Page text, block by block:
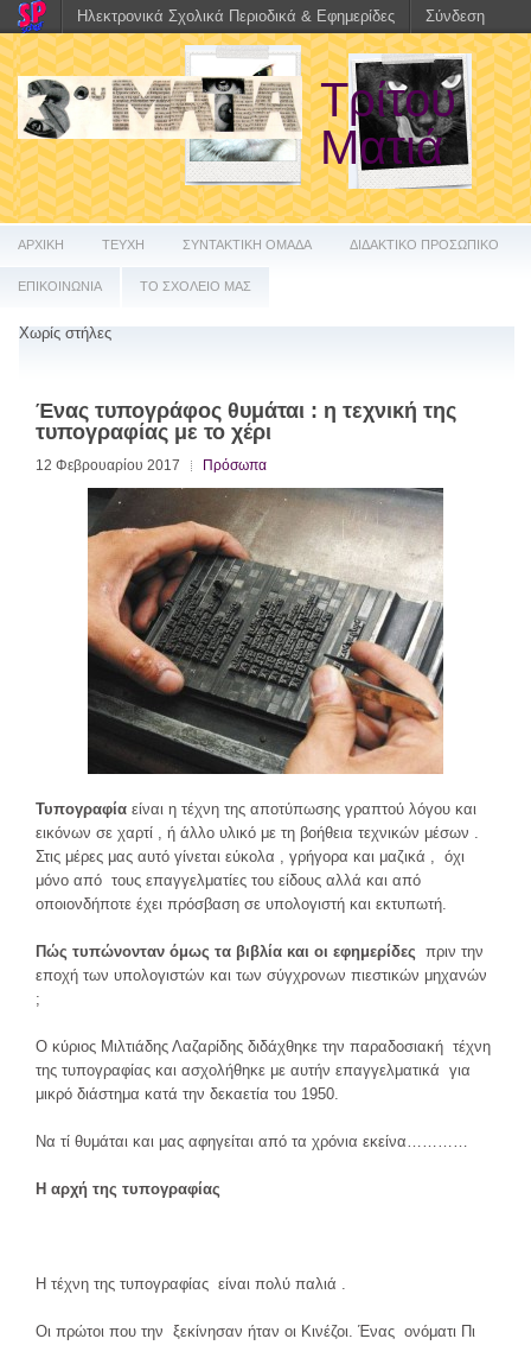
Τρίτου
Ματιά
ΑΡΧΙΚΗ ΤΕΥΧΗ ΣΥΝΤΑΚΤΙΚΗ ΟΜΑΔΑ ΔΙΔΑΚΤΙΚΟ ΠΡΟΣΩΠΙΚΟ
ΕΠΙΚΟΙΝΩΝΙΑ ΤΟ ΣΧΟΛΕΙΟ ΜΑΣ
Χωρίς στήλες
Ένας τυπογράφος θυμάται : η τεχνική της
τυπογραφίας με το χέρι
12 Φεβρουαρίου 2017 Πρόσωπα
Τυπογραφία είναι η τέχνη της αποτύπωσης γραπτού λόγου και
εικόνων σε χαρτί , ή άλλο υλικό με τη βοήθεια τεχνικών μέσων .
Στις μέρες μας αυτό γίνεται εύκολα , γρήγορα και μαζικά , όχι
μόνο από τους επαγγελματίες του είδους αλλά και από
οποιονδήποτε έχει πρόσβαση σε υπολογιστή και εκτυπωτή.
Πώς τυπώνονταν όμως τα βιβλία και οι εφημερίδες πριν την
εποχή των υπολογιστών και των σύγχρονων πιεστικών μηχανών
;
Ο κύριος Μιλτιάδης Λαζαρίδης διδάχθηκε την παραδοσιακή τέχνη
της τυπογραφίας και ασχολήθηκε με αυτήν επαγγελματικά για
μικρό διάστημα κατά την δεκαετία του 1950.
Να τί θυμάται και μας αφηγείται από τα χρόνια εκείνα…………
Η αρχή της τυπογραφίας
Η τέχνη της τυπογραφίας είναι πολύ παλιά .
Οι πρώτοι που την ξεκίνησαν ήταν οι Κινέζοι. Ένας ονόματι Πι
Ηλεκτρονικά Σχολικά Περιοδικά & Εφημερίδες Σύνδεση